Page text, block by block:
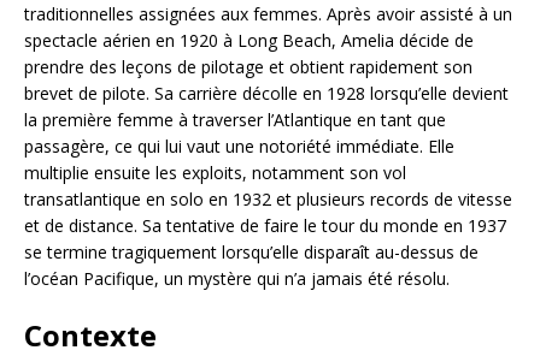
traditionnelles assignées aux femmes. Après avoir assisté à un
spectacle aérien en 1920 à Long Beach, Amelia décide de
prendre des leçons de pilotage et obtient rapidement son
brevet de pilote. Sa carrière décolle en 1928 lorsqu’elle devient
la première femme à traverser l’Atlantique en tant que
passagère, ce qui lui vaut une notoriété immédiate. Elle
multiplie ensuite les exploits, notamment son vol
transatlantique en solo en 1932 et plusieurs records de vitesse
et de distance. Sa tentative de faire le tour du monde en 1937
se termine tragiquement lorsqu’elle disparaît au-dessus de
l’océan Pacifique, un mystère qui n’a jamais été résolu.
Contexte